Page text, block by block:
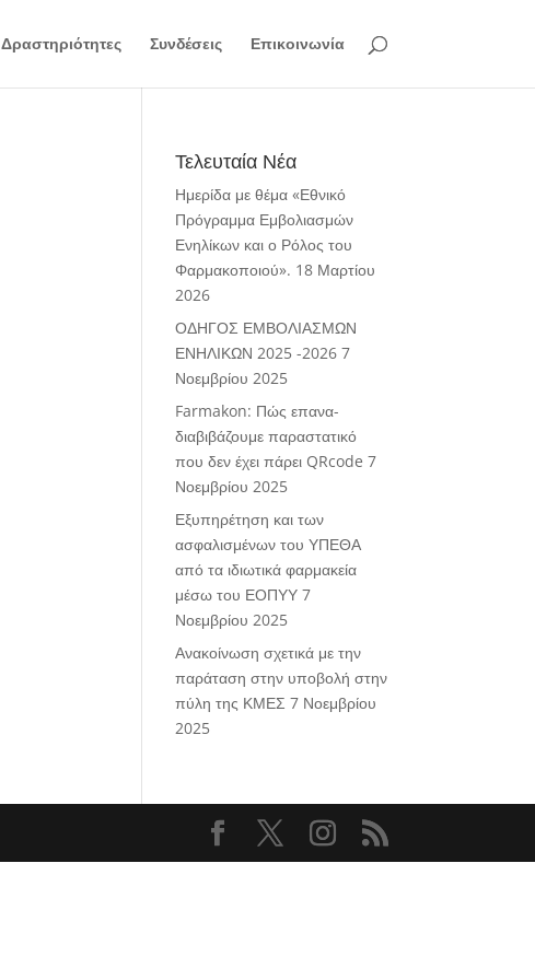
Δραστηριότητες Συνδέσεις Επικοινωνία
Τελευταία Νέα
Ημερίδα με θέμα «Εθνικό
Πρόγραμμα Εμβολιασμών
Ενηλίκων και ο Ρόλος του
Φαρμακοποιού». 18 Μαρτίου
2026
ΟΔΗΓΟΣ ΕΜΒΟΛΙΑΣΜΩΝ
ΕΝΗΛΙΚΩΝ 2025 -2026 7
Νοεμβρίου 2025
Farmakon: Πώς επανα-
διαβιβάζουμε παραστατικό
που δεν έχει πάρει QRcode 7
Νοεμβρίου 2025
Εξυπηρέτηση και των
ασφαλισμένων του ΥΠΕΘΑ
από τα ιδιωτικά φαρμακεία
μέσω του ΕΟΠΥΥ 7
Νοεμβρίου 2025
Ανακοίνωση σχετικά με την
παράταση στην υποβολή στην
πύλη της ΚΜΕΣ 7 Νοεμβρίου
2025